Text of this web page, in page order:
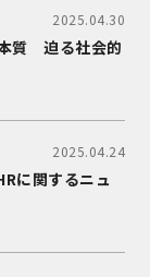
2025.04.30
質 迫る社会的
2025.04.24
に関するニュ